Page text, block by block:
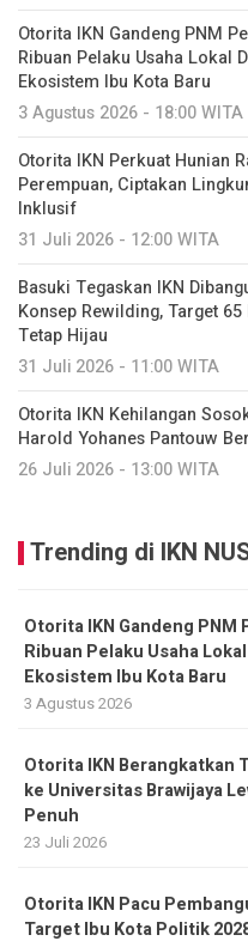
Otorita IKN Gandeng PNM
Ribuan Pelaku Usaha Lokal
Ekosistem Ibu Kota Baru
3 Agustus 2026 - 18:00 WITA
Otorita IKN Perkuat Hunian
Perempuan, Ciptakan
Inklusif
31 Juli 2026 - 12:00 WITA
Basuki Tegaskan IKN
Konsep Rewilding, Target
Tetap Hijau
31 Juli 2026 - 11:00 WITA
Otorita IKN Kehilangan
Harold Yohanes Pantouw
26 Juli 2026 - 13:00 WITA
Trending di IKN
Otorita IKN Gandeng PNM
Ribuan Pelaku Usaha
Ekosistem Ibu Kota Baru
3 Agustus 2026
Otorita IKN Berangkatkan
ke Universitas Brawijaya
Penuh
23 Juli 2026
Otorita IKN Pacu
Target Ibu Kota Politik